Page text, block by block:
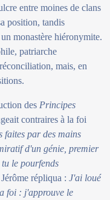
entre moines de clans
position, tandis
monastère hiéronymite.
patriarche
mais, en
des Principes
contraires à la foi
faites par des mains
d'un génie, premier
le pourfends
répliqua : J'ai loué
foi : j'approuve le